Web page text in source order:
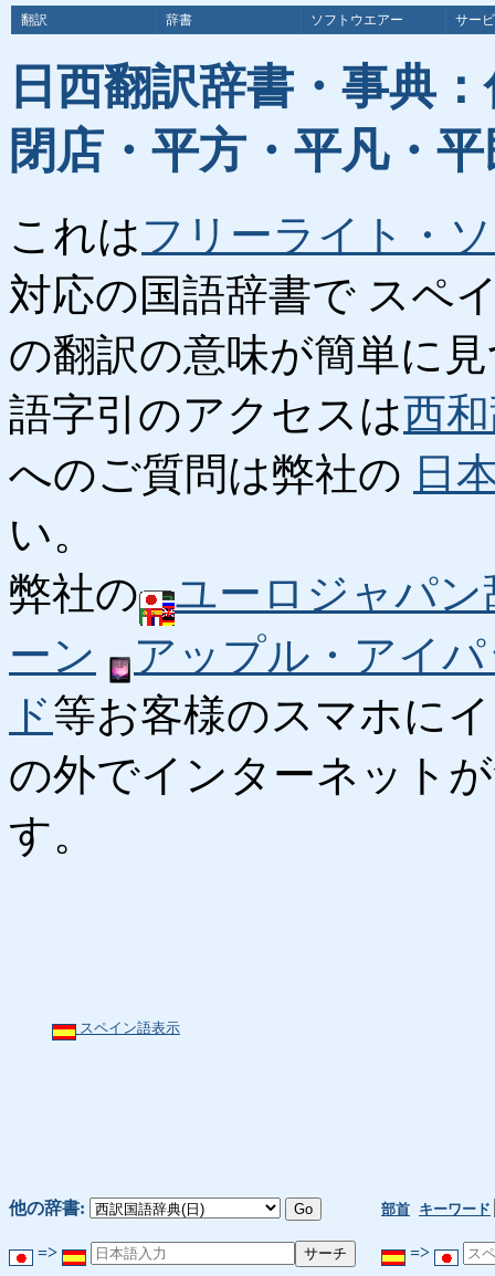
翻訳 辞書 ソフトウエアー サー
日西翻訳辞書・事典
閉店・平方・平凡・
これはフリーライト・
対応の国語辞書で スペ
の翻訳の意味が簡単に
語字引のアクセスは西
へのご質問は弊社の 日
い。
弊社の
ユーロジャパン
ーン
アップル・アイ
ド等お客様のスマホに
の外でインターネット
す。
スペイン語表示
他の辞書: 部首 キーワード
=> =>